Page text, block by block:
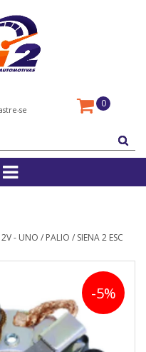
se
0
- UNO / PALIO / SIENA 2 ESC
-5%